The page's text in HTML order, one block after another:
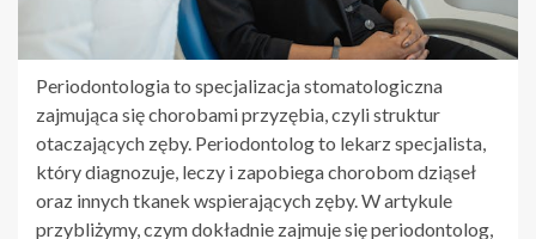
Periodontologia to specjalizacja stomatologiczna
zajmująca się chorobami przyzębia, czyli struktur
otaczających zęby. Periodontolog to lekarz specjalista,
który diagnozuje, leczy i zapobiega chorobom dziąseł
oraz innych tkanek wspierających zęby. W artykule
przybliżymy, czym dokładnie zajmuje się periodontolog,